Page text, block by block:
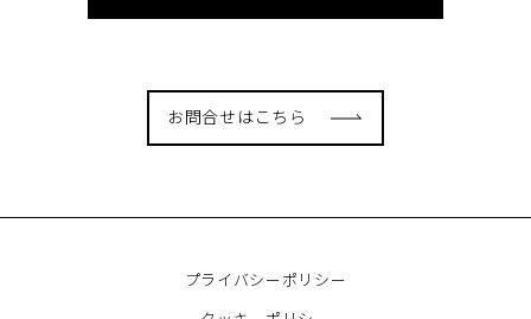
お問合せはこちら
プライバシーポリシー